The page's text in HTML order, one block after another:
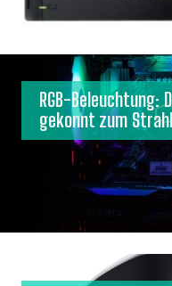
RGB-Beleuchtung:
gekonnt zum